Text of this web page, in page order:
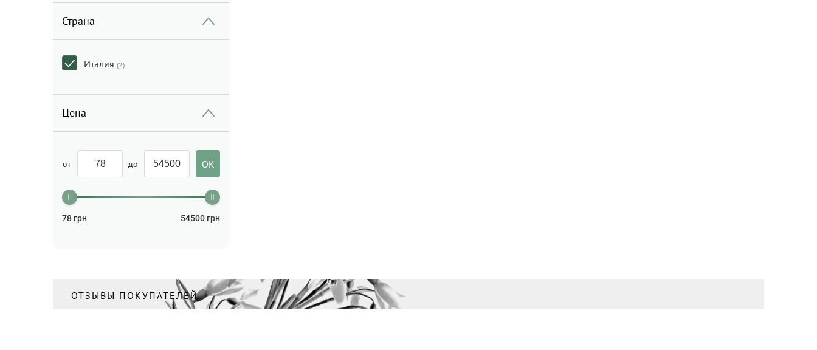
Детский крем/Уход за
кожей ребенка
Детское купание(1)
Зубные пасты/Зубные
щетки/Гигиена рта
Кондиционер для волос(8)
Крем
Крем для лица
Крем для тела/Гель для тела
Масло для волос(3)
Страна
Италия (2)
Цена
от до
78 грн 54500 грн
ОТЗЫВЫ ПОКУПАТЕЛЕЙ